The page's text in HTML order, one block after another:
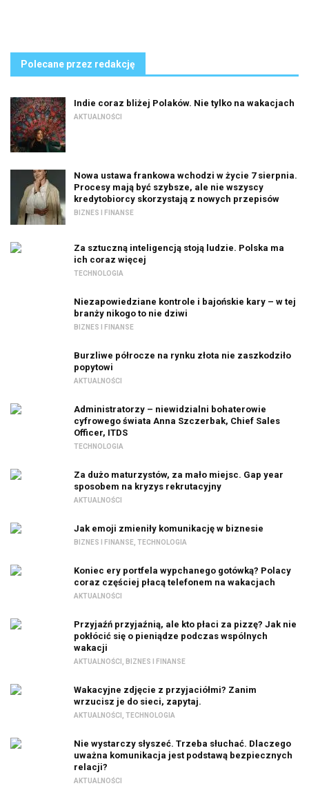
Polecane przez redakcję
Indie coraz bliżej Polaków. Nie tylko na wakacjach
AKTUALNOŚCI
Nowa ustawa frankowa wchodzi w życie 7 sierpnia.
Procesy mają być szybsze, ale nie wszyscy
kredytobiorcy skorzystają z nowych przepisów
BIZNES I FINANSE
Za sztuczną inteligencją stoją ludzie. Polska ma
ich coraz więcej
TECHNOLOGIA
Niezapowiedziane kontrole i bajońskie kary – w tej
branży nikogo to nie dziwi
BIZNES I FINANSE
Burzliwe półrocze na rynku złota nie zaszkodziło
popytowi
AKTUALNOŚCI
Administratorzy – niewidzialni bohaterowie
cyfrowego świata Anna Szczerbak, Chief Sales
Officer, ITDS
TECHNOLOGIA
Za dużo maturzystów, za mało miejsc. Gap year
sposobem na kryzys rekrutacyjny
AKTUALNOŚCI
Jak emoji zmieniły komunikację w biznesie
BIZNES I FINANSE TECHNOLOGIA
Koniec ery portfela wypchanego gotówką? Polacy
coraz częściej płacą telefonem na wakacjach
AKTUALNOŚCI
Przyjaźń przyjaźnią, ale kto płaci za pizzę? Jak nie
pokłócić się o pieniądze podczas wspólnych
wakacji
AKTUALNOŚCI BIZNES I FINANSE
Wakacyjne zdjęcie z przyjaciółmi? Zanim
wrzucisz je do sieci, zapytaj.
AKTUALNOŚCI TECHNOLOGIA
Nie wystarczy słyszeć. Trzeba słuchać. Dlaczego
uważna komunikacja jest podstawą bezpiecznych
relacji?
AKTUALNOŚCI